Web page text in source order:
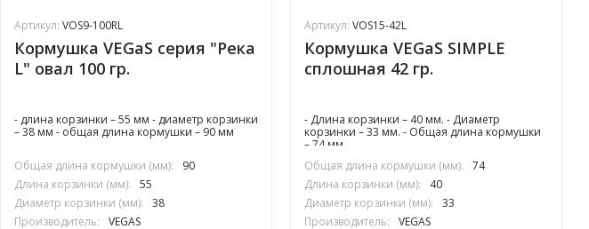
Артикул: VOS9-100RL
Кормушка VEGaS серия "Река
L" овал 100 гр.
- длина корзинки – 55 мм - диаметр корзинки
– 38 мм - общая длина кормушки – 90 мм
Общая длина кормушки (мм):
90
Длина корзинки (мм):
55
Диаметр корзинки (мм):
38
Производитель:
VEGAS
Артикул: VOS15-42L
Кормушка VEGaS SIMPLE
сплошная 42 гр.
- Длина корзинки – 40 мм. - Диаметр
корзинки – 33 мм. - Общая длина кормушки
– 74 мм.
Общая длина кормушки (мм):
74
Длина корзинки (мм):
40
Диаметр корзинки (мм):
33
Производитель:
VEGAS